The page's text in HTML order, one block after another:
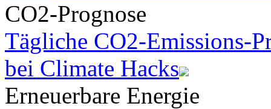
CO2-Prognose
Tägliche CO2-Emissions-
bei Climate Hacks
Erneuerbare Energie